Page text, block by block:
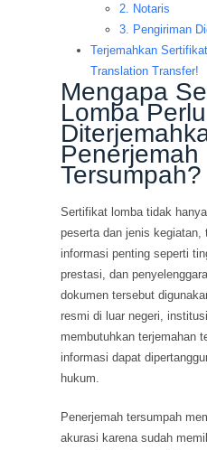
2. Notaris
3. Pengiriman
Terjemahkan
Translation Transfer!
Mengapa
Lomba Perlu
Penerjemah
Tersumpah?
Sertifikat lomba tidak
peserta dan jenis kegiatan,
informasi penting seperti
prestasi, dan
dokumen tersebut
resmi di luar negeri,
membutuhkan terjemahan
informasi dapat
hukum.
Penerjemah tersumpah
akurasi karena sudah